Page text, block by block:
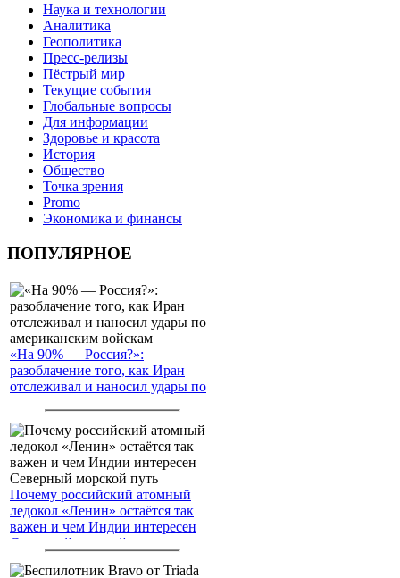
Наука и технологии
Аналитика
Геополитика
Пресс-релизы
Пёстрый мир
Текущие события
Глобальные вопросы
Для информации
Здоровье и красота
История
Общество
Точка зрения
Promo
Экономика и финансы
ПОПУЛЯРНОЕ
«На 90% — Россия?»:
разоблачение того, как Иран
отслеживал и наносил удары по
американским войскам
Почему российский атомный
ледокол «Ленин» остаётся так
важен и чем Индии интересен
Северный морской путь